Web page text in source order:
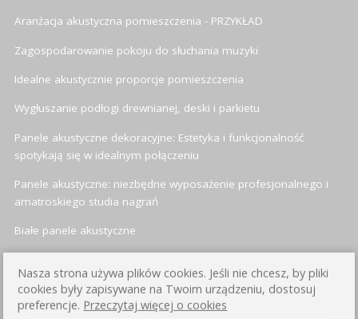
Aranżacja akustyczna pomieszczenia - PRZYKŁAD
Zagospodarowanie pokoju do słuchania muzyki
Idealne akustycznie proporcje pomieszczenia
Wygłuszanie podłogi drewnianej, deski i parkietu
Panele akustyczne dekoracyjne: Estetyka i funkcjonalność
spotykają się w idealnym połączeniu
Panele akustyczne: niezbędne wyposażenie profesjonalnego i
amatroskiego studia nagrań
Białe panele akustyczne
Nasza strona używa plików cookies. Jeśli nie chcesz, by pliki
cookies były zapisywane na Twoim urządzeniu, dostosuj
preferencje. Przeczytaj więcej o cookies